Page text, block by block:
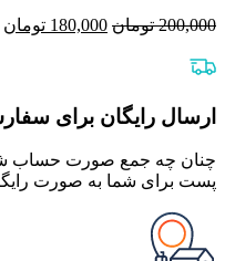
200,000 تومان قیمت
180,000 تومان
ارسال رایگان برای سفارش های
پست برای شما به صورت